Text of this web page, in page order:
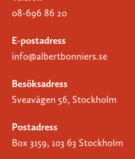
08-696 86 20
E-postadress
info@albertbonniers.se
Besöksadress
Sveavägen 56, Stockholm
Postadress
Box 3159, 103 63 Stockholm